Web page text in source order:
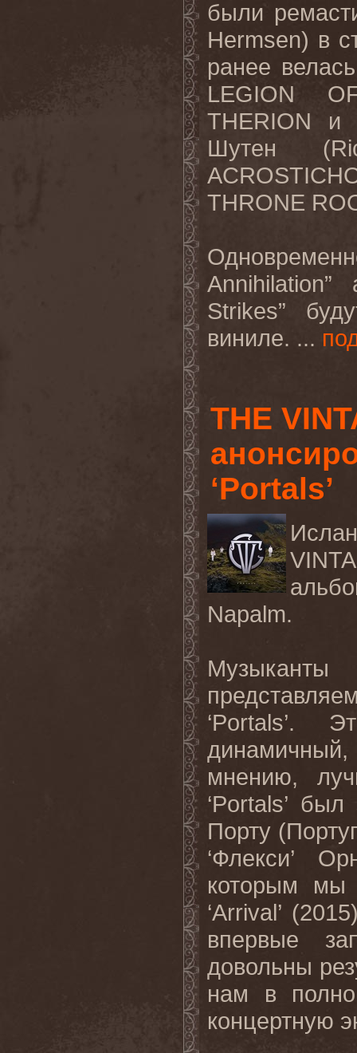
были
Hermsen) в
ранее
LEGION
THERION и
Шутен
THRONE
Strikes”
виниле. ...
THE
‘Portals’
Napalm.
‘Portals’.
мнению,
‘Portals’
Порту
‘Флекси’
которым мы
‘Arrival’
впервые
довольны
нам в
концертную